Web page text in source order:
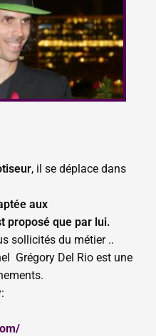
, il se déplace dans
aux
proposé que par lui.
sollicités du métier ..
Grégory Del Rio est une